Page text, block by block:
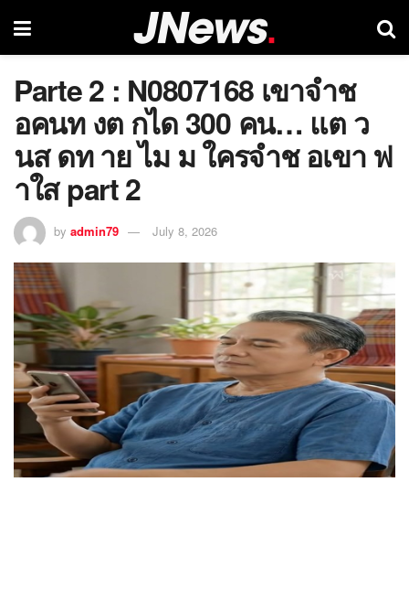
Parte 2 : N0807168 เขาจำช
อคนท งต กได 300 คน… แต ว
นส ดท าย ไม ม ใครจำช อเขา ฟ
าใส part 2
by admin79 July 8, 2026